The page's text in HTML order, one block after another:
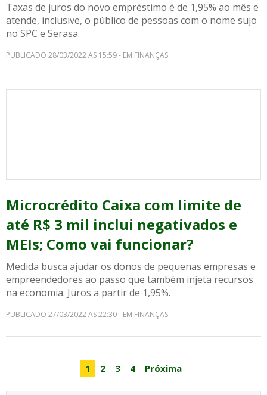
Taxas de juros do novo empréstimo é de 1,95% ao mês e
atende, inclusive, o público de pessoas com o nome sujo
no SPC e Serasa.
PUBLICADO 28/03/2022 AS 15:59 - EM FINANÇAS
Microcrédito Caixa com limite de
até R$ 3 mil inclui negativados e
MEIs; Como vai funcionar?
Medida busca ajudar os donos de pequenas empresas e
empreendedores ao passo que também injeta recursos
na economia. Juros a partir de 1,95%.
PUBLICADO 27/03/2022 AS 22:30 - EM FINANÇAS
1 2 3 4 Próxima